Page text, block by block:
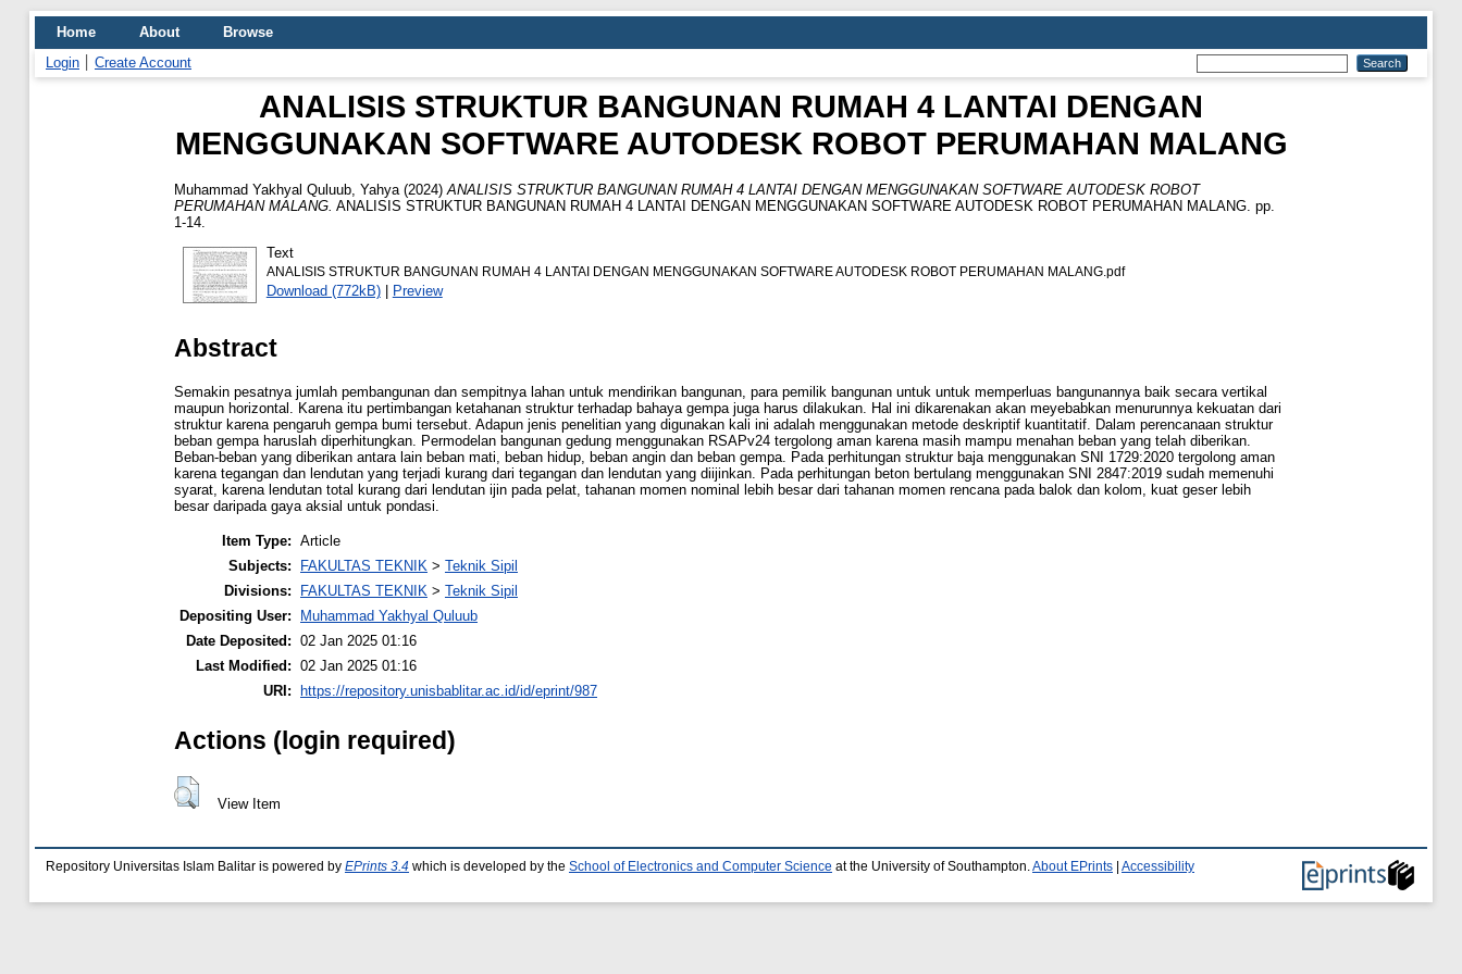
Home About
Browse
Login
Create Account
ANALISIS STRUKTUR BANGUNAN RUMAH 4 LANTAI DENGAN
MENGGUNAKAN SOFTWARE AUTODESK ROBOT PERUMAHAN MALANG
Muhammad Yakhyal Quluub, Yahya (2024) ANALISIS STRUKTUR BANGUNAN RUMAH 4 LANTAI DENGAN MENGGUNAKAN SOFTWARE AUTODESK ROBOT
PERUMAHAN MALANG. ANALISIS STRUKTUR BANGUNAN RUMAH 4 LANTAI DENGAN MENGGUNAKAN SOFTWARE AUTODESK ROBOT PERUMAHAN MALANG. pp.
1-14.
Text
ANALISIS STRUKTUR BANGUNAN RUMAH 4 LANTAI DENGAN MENGGUNAKAN SOFTWARE AUTODESK ROBOT PERUMAHAN MALANG.pdf
Download (772kB)| Preview
Abstract
Semakin pesatnya jumlah pembangunan dan sempitnya lahan untuk mendirikan bangunan, para pemilik bangunan untuk untuk memperluas bangunannya baik secara vertikal
maupun horizontal. Karena itu pertimbangan ketahanan struktur terhadap bahaya gempa juga harus dilakukan. Hal ini dikarenakan akan meyebabkan menurunnya kekuatan dari
struktur karena pengaruh gempa bumi tersebut. Adapun jenis penelitian yang digunakan kali ini adalah menggunakan metode deskriptif kuantitatif. Dalam perencanaan struktur
beban gempa haruslah diperhitungkan. Permodelan bangunan gedung menggunakan RSAPv24 tergolong aman karena masih mampu menahan beban yang telah diberikan.
Beban-beban yang diberikan antara lain beban mati, beban hidup, beban angin dan beban gempa. Pada perhitungan struktur baja menggunakan SNI 1729:2020 tergolong aman
karena tegangan dan lendutan yang terjadi kurang dari tegangan dan lendutan yang diijinkan. Pada perhitungan beton bertulang menggunakan SNI 2847:2019 sudah memenuhi
syarat, karena lendutan total kurang dari lendutan ijin pada pelat, tahanan momen nominal lebih besar dari tahanan momen rencana pada balok dan kolom, kuat geser lebih
besar daripada gaya aksial untuk pondasi.
Item Type: Article
Subjects:
FAKULTAS TEKNIK > Teknik Sipil
Divisions:
FAKULTAS TEKNIK > Teknik Sipil
Depositing User:
Muhammad Yakhyal Quluub
Date Deposited: 02 Jan 2025 01:16
Last Modified: 02 Jan 2025 01:16
URI:
https://repository.unisbablitar.ac.id/id/eprint/987
Actions (login required)
View Item
Repository Universitas Islam Balitar is powered by EPrints 3.4 which is developed by the School of Electronics and Computer Science at the University of Southampton.About EPrints Accessibility